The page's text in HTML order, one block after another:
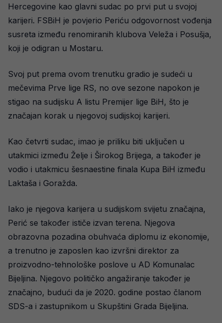
Hercegovine kao glavni sudac po prvi put u svojoj
karijeri. FSBiH je povjerio Periću odgovornost vođenja
susreta između renomiranih klubova Veleža i Posušja,
koji je odigran u Mostaru.
Svoj put prema ovom trenutku gradio je sudeći u
mečevima Prve lige RS, no ove sezone napokon je
stigao na sudijsku A listu Premijer lige BiH, što je
značajan korak u njegovoj sudijskoj karijeri.
Kao četvrti sudac, imao je priliku biti uključen u
utakmici između Želje i Širokog Brijega, a također je
vodio i utakmicu šesnaestine finala Kupa BiH između
Laktaša i Goražda.
Iako je njegova karijera u sudijskom svijetu značajna,
Perić se također ističe izvan terena. Njegova
obrazovna pozadina obuhvaća diplomu iz ekonomije,
a trenutno je zaposlen kao izvršni direktor za
proizvodno-tehnološke poslove u AD Komunalac
Bijeljina. Njegovo političko angažiranje također je
značajno, budući da je 2020. godine postao članom
SDS-a i zastupnikom u Skupštini Grada Bijeljina.